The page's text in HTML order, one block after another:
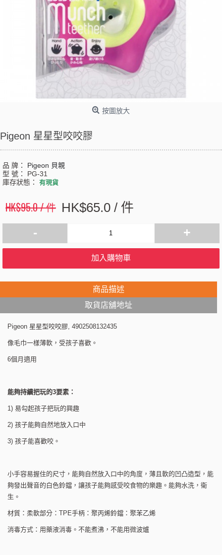
按圖放大
Pigeon 星星型咬咬膠
品 牌： Pigeon 貝親
型 號： PG-31
庫存狀態： 有現貨
HK$95.0 / 件 HK$65.0 / 件
- +
加入購物車
商品描述
取貨店舖地址
Pigeon 星星型咬咬膠, 4902508132435
像毛巾一樣薄軟，受孩子喜歡。
6個月適用
能夠持續把玩的3要素：
1) 易勾起孩子把玩的興趣
2) 孩子能夠自然地放入口中
3) 孩子能喜歡咬。
小手容易握住的尺寸，能夠自然放入口中的角度，薄且軟的凹凸造型，能
夠發出聲音的白色鈴鐺，讓孩子能夠感受咬食物的樂趣。能夠水洗，衛
生。
材質：柔軟部分：TPE手柄：聚丙烯鈴鐺：聚苯乙烯
消毒方式：用藥液消毒。不能煮沸，不能用微波爐